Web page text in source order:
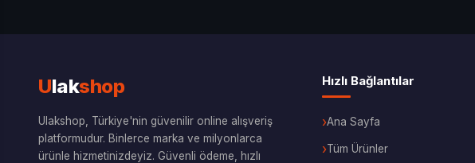
Ulakshop
Ulakshop, Türkiye'nin güvenilir online alışveriş
platformudur. Binlerce marka ve milyonlarca
ürünle hizmetinizdeyiz. Güvenli ödeme, hızlı
Hızlı Bağlantılar
Ana Sayfa
Tüm Ürünler